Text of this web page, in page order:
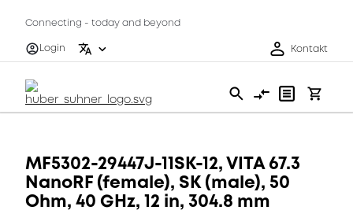
Connecting - today and beyond
Login
Kontakt
MF5302-29447J-11SK-12, VITA 67.3
NanoRF (female), SK (male), 50
Ohm, 40 GHz, 12 in, 304.8 mm